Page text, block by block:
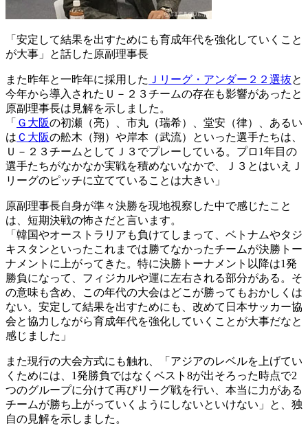
「安定して結果を出すためにも育成年代を強化していくこと
が大事」と話した原副理事長
また昨年と一昨年に採用した Ｊリーグ・アンダー２２選抜と
今年から導入されたＵ－２３チームの存在も影響があったと
原副理事長は見解を示しました。
「 Ｇ大阪の初瀬（亮）、市丸（瑞希）、堂安（律）、あるい
は Ｃ大阪の舩木（翔）や岸本（武流）といった選手たちは、
Ｕ－２３チームとしてＪ３でプレーしている。プロ1年目の
選手たちがなかなか実戦を積めないなかで、Ｊ３とはいえＪ
リーグのピッチに立てていることは大きい」
原副理事長自身が準々決勝を現地視察した中で感じたこと
は、短期決戦の怖さだと言います。
「韓国やオーストラリアも負けてしまって、ベトナムやタジ
キスタンといったこれまでは勝てなかったチームが決勝トー
ナメントに上がってきた。特に決勝トーナメント以降は1発
勝負になって、フィジカルや運に左右される部分がある。そ
の意味も含め、この年代の大会はどこが勝ってもおかしくは
ない。安定して結果を出すためにも、改めて日本サッカー協
会と協力しながら育成年代を強化していくことが大事だなと
感じました」
また現行の大会方式にも触れ、「アジアのレベルを上げてい
くためには、1発勝負ではなくベスト8が出そろった時点で2
つのグループに分けて再びリーグ戦を行い、本当に力がある
チームが勝ち上がっていくようにしないといけない」と、独
自の見解を示しました。